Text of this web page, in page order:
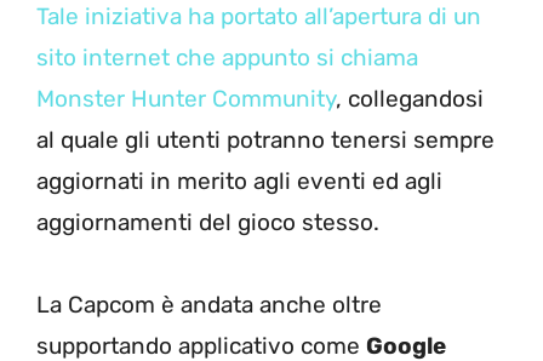
Tale iniziativa ha portato all’apertura di un
sito internet che appunto si chiama
Monster Hunter Community, collegandosi
al quale gli utenti potranno tenersi sempre
aggiornati in merito agli eventi ed agli
aggiornamenti del gioco stesso.
La Capcom è andata anche oltre
supportando applicativo come Google